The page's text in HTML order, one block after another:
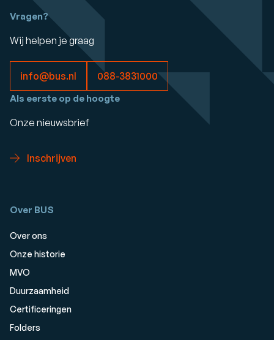
Vragen?
Wij helpen je graag
info@bus.nl 088-3831000
Als eerste op de hoogte
Onze nieuwsbrief
Inschrijven
Over BUS
Over ons
Onze historie
MVO
Duurzaamheid
Certificeringen
Folders